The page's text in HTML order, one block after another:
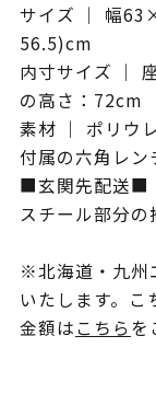
サイズ ｜ 幅
56.5)cm
内寸サイズ ｜
の高さ：72cm
素材 ｜ ポリウ
付属の六角レン
■玄関先配送■
スチール部分の
※北海道・九州
いたします。こ
金額はこちらを